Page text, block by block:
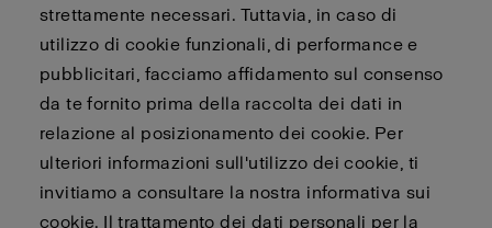
strettamente necessari. Tuttavia, in caso di
utilizzo di cookie funzionali, di performance e
pubblicitari, facciamo affidamento sul consenso
da te fornito prima della raccolta dei dati in
relazione al posizionamento dei cookie. Per
ulteriori informazioni sull'utilizzo dei cookie, ti
invitiamo a consultare la nostra informativa sui
cookie. Il trattamento dei dati personali per la